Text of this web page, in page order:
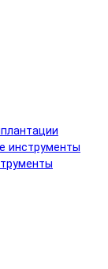
инструменты